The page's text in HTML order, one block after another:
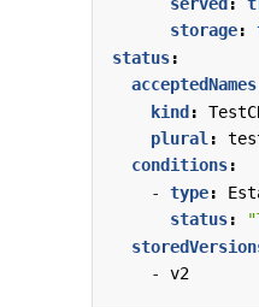
storage:
status:
acceptedNames
kind :
plural :
conditions:
- type:
status:
- v2